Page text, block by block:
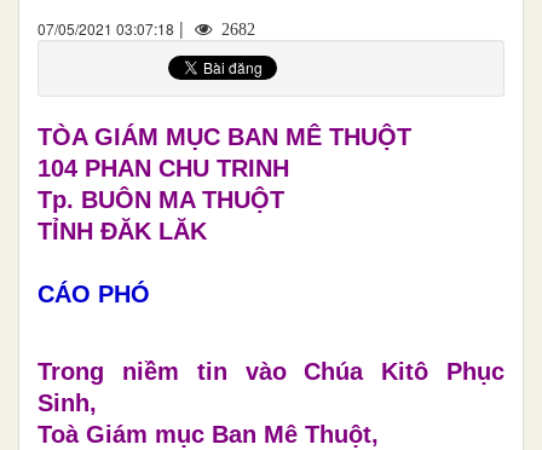
07/05/2021 03:07:18 | 2682
TÒA GIÁM MỤC BAN MÊ THUỘT
104 PHAN CHU TRINH
Tp. BUÔN MA THUỘT
TỈNH ĐĂK LĂK
CÁO PHÓ
Trong niềm tin vào Chúa Kitô Phục
Sinh,
Toà Giám mục Ban Mê Thuột,